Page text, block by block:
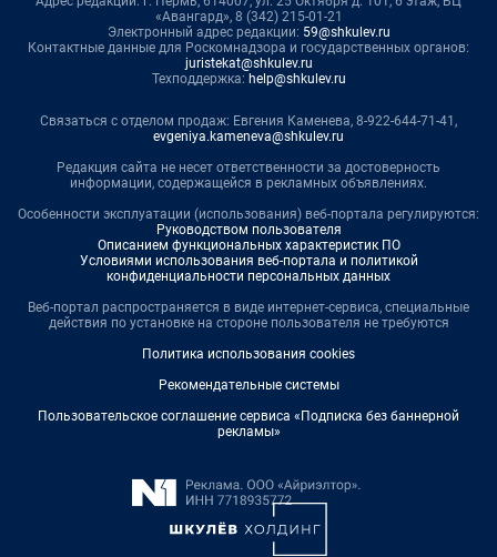
«Авангард», 8 (342) 215-01-21
Электронный адрес редакции: 59@shkulev.ru
Контактные данные для Роскомнадзора и государственных органов:
juristekat@shkulev.ru
Техподдержка: help@shkulev.ru
Связаться с отделом продаж: Евгения Каменева, 8-922-644-71-41,
evgeniya.kameneva@shkulev.ru
Редакция сайта не несет ответственности за достоверность
информации, содержащейся в рекламных объявлениях.
Особенности эксплуатации (использования) веб-портала регулируются:
Руководством пользователя
Описанием функциональных характеристик ПО
Условиями использования веб-портала и политикой
конфиденциальности персональных данных
Веб-портал распространяется в виде интернет-сервиса, специальные
действия по установке на стороне пользователя не требуются
Политика использования cookies
Рекомендательные системы
Пользовательское соглашение сервиса «Подписка без баннерной
рекламы»